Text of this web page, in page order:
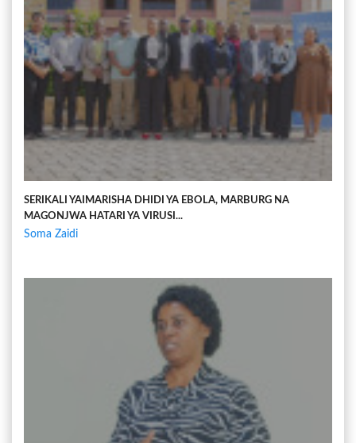
SERIKALI YAIMARISHA DHIDI YA EBOLA, MARBURG NA
MAGONJWA HATARI YA VIRUSI...
Soma Zaidi